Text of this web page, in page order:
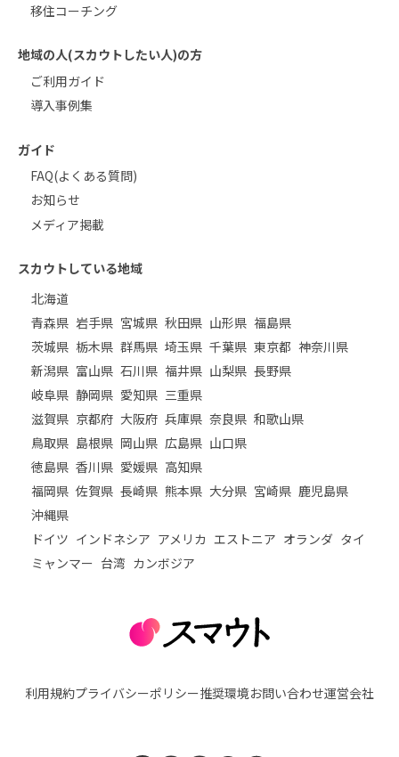
移住コーチング
地域の人(スカウトしたい人)の方
ご利用ガイド
導入事例集
ガイド
FAQ(よくある質問)
お知らせ
メディア掲載
スカウトしている地域
北海道
青森県 岩手県 宮城県 秋田県 山形県 福島県
茨城県 栃木県 群馬県 埼玉県 千葉県 東京都 神奈川県
新潟県 富山県 石川県 福井県 山梨県 長野県
岐阜県 静岡県 愛知県 三重県
滋賀県 京都府 大阪府 兵庫県 奈良県 和歌山県
鳥取県 島根県 岡山県 広島県 山口県
徳島県 香川県 愛媛県 高知県
福岡県 佐賀県 長崎県 熊本県 大分県 宮崎県 鹿児島県
沖縄県
ドイツ インドネシア アメリカ エストニア オランダ タイ
ミャンマー 台湾 カンボジア
利用規約プライバシーポリシー推奨環境お問い合わせ運営会社